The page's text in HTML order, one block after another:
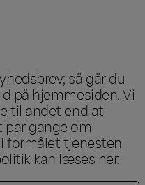
så går du
på hjemmesiden. Vi
til andet end at
par gange om
formålet tjenesten
kan læses her.